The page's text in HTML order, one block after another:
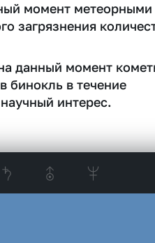
момент метеорными
загрязнения
данный момент
бинокль в течение
интерес.